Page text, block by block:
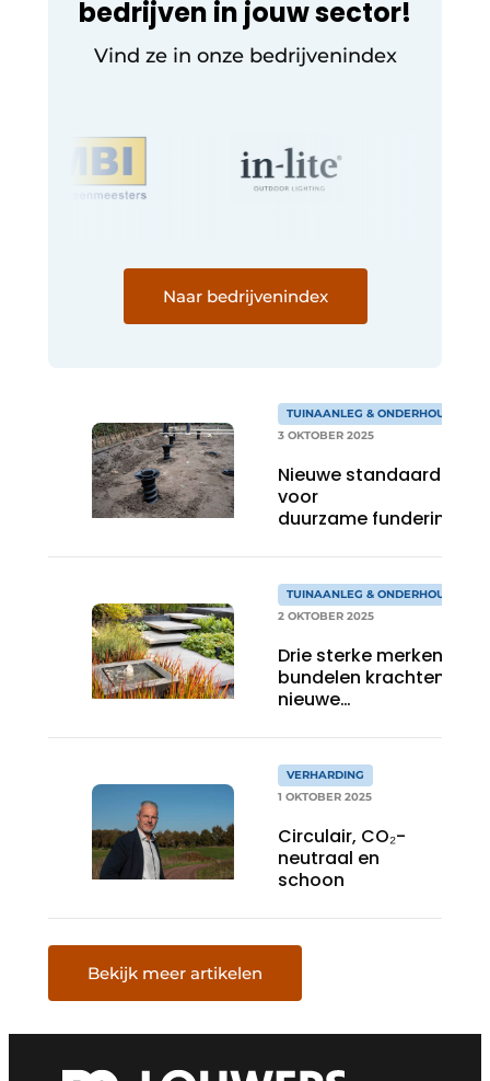
bedrijven in jouw sector!
Vind ze in onze bedrijvenindex
Naar bedrijvenindex
TUINAANLEG & ONDERHOUD
3 OKTOBER 2025
Nieuwe standaard
voor
duurzame funderingen
TUINAANLEG & ONDERHOUD
2 OKTOBER 2025
Drie sterke merken
bundelen krachtenin
nieuwe
VERHARDING
1 OKTOBER 2025
Circulair, CO₂-
neutraal en
schoon
Bekijk meer artikelen